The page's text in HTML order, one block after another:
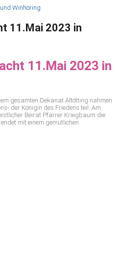
11.Mai 2023 in
11.Mai 2023 in
gesamten Dekanat Altötting nahmen
der Königin des Friedens teil. Am
Beirat Pfarrer Kriegbaum die
mit einem gemütlichen